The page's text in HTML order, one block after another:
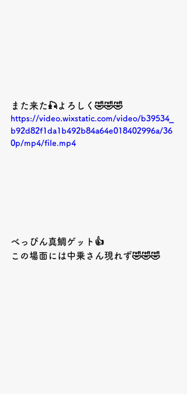
また来た🎣よろしく🤣🤣🤣
https://video.wixstatic.com/video/b39534_
b92d82f1da1b492b84a64e018402996a/36
0p/mp4/file.mp4
べっぴん真鯛ゲット👍
この場面には中乗さん現れず🤣🤣🤣